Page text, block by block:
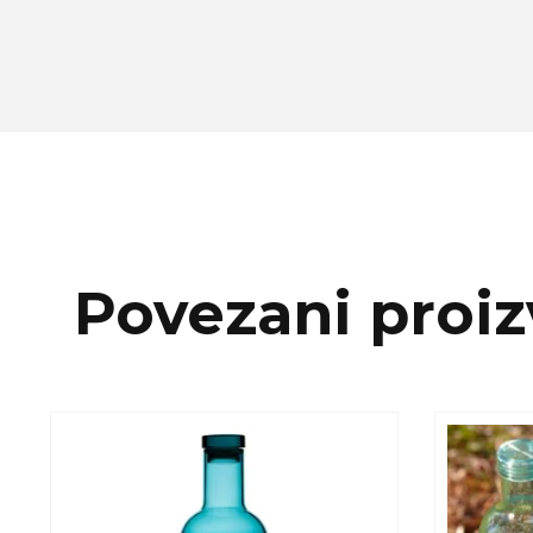
Povezani